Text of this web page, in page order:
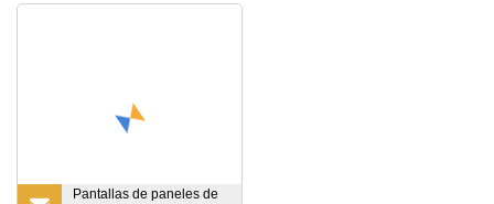
Pantallas de paneles de